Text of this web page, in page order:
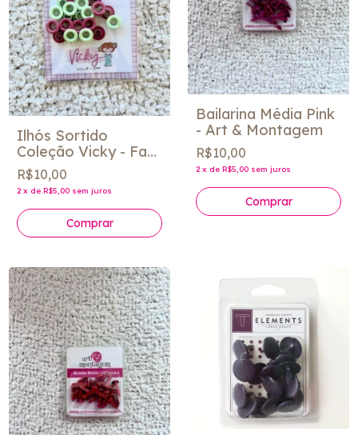
Ilhós Sortido
Coleção Vicky - Fabi
Paliares
R$10,00
2 x de R$5,00 sem juros
Bailarina Média Pink
- Art & Montagem
R$10,00
2 x de R$5,00 sem juros